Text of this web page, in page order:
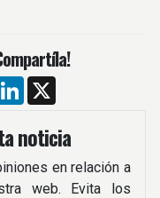
LinkedIn
noticia
en relación a
web. Evita los